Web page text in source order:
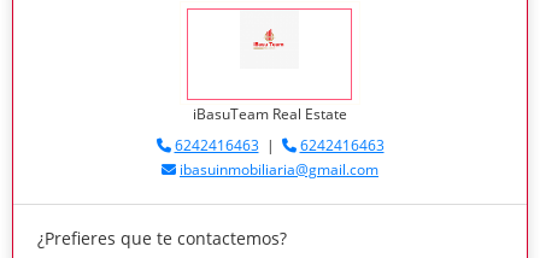
iBasuTeam Real Estate
6242416463|
6242416463
ibasuinmobiliaria@gmail.com
¿Prefieres que te contactemos?